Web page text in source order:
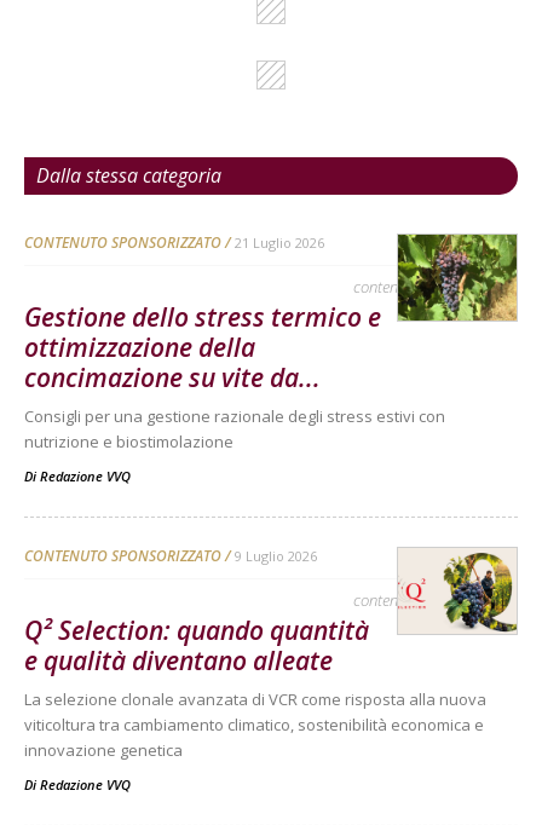
Dalla stessa categoria
CONTENUTO SPONSORIZZATO 21 Luglio 2026
contenuto sponsorizzato
Gestione dello stress termico e
ottimizzazione della
concimazione su vite da...
Consigli per una gestione razionale degli stress estivi con
nutrizione e biostimolazione
Di Redazione VVQ
CONTENUTO SPONSORIZZATO 9 Luglio 2026
contenuto sponsorizzato
Q² Selection: quando quantità
e qualità diventano alleate
La selezione clonale avanzata di VCR come risposta alla nuova
viticoltura tra cambiamento climatico, sostenibilità economica e
innovazione genetica
Di Redazione VVQ